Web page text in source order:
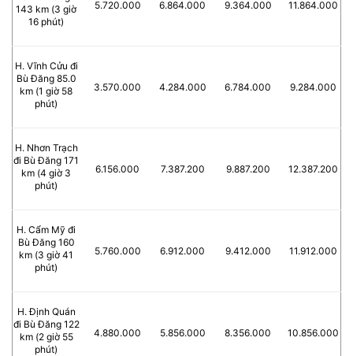
143 km (3 giờ
16 phút)
5.720.000 6.864.000 9.364.000 11.864.000
H. Vĩnh Cửu đi
Bù Đăng 85.0
km (1 giờ 58
phút)
3.570.000 4.284.000 6.784.000 9.284.000
H. Nhơn Trạch
đi Bù Đăng 171
km (4 giờ 3
phút)
6.156.000 7.387.200 9.887.200 12.387.200
H. Cẩm Mỹ đi
Bù Đăng 160
km (3 giờ 41
phút)
5.760.000 6.912.000 9.412.000 11.912.000
H. Định Quán
đi Bù Đăng 122
km (2 giờ 55
phút)
4.880.000 5.856.000 8.356.000 10.856.000